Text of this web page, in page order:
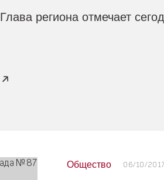
Глава региона отмечает
Общество 06/10/2017